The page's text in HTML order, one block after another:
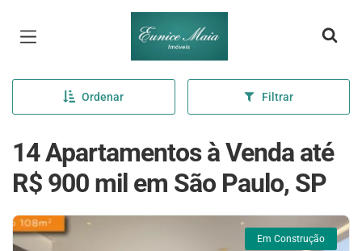
Página inicial
Ordenar Filtrar
14 Apartamentos à Venda até
R$ 900 mil em São Paulo, SP
Em Construção